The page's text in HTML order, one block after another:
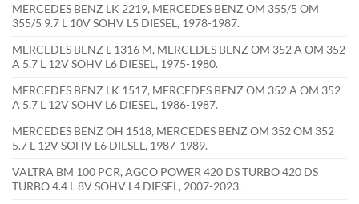
MERCEDES BENZ LK 2219, MERCEDES BENZ OM 355/5 OM
355/5 9.7 L 10V SOHV L5 DIESEL, 1978-1987.
MERCEDES BENZ L 1316 M, MERCEDES BENZ OM 352 A OM 352
A 5.7 L 12V SOHV L6 DIESEL, 1975-1980.
MERCEDES BENZ LK 1517, MERCEDES BENZ OM 352 A OM 352
A 5.7 L 12V SOHV L6 DIESEL, 1986-1987.
MERCEDES BENZ OH 1518, MERCEDES BENZ OM 352 OM 352
5.7 L 12V SOHV L6 DIESEL, 1987-1989.
VALTRA BM 100 PCR, AGCO POWER 420 DS TURBO 420 DS
TURBO 4.4 L 8V SOHV L4 DIESEL, 2007-2023.